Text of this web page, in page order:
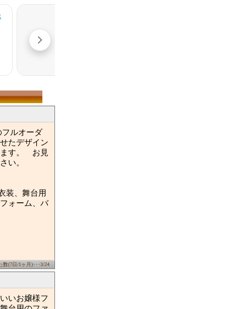
ルオーダ
たデザイン
ます。 お見
い。
装、舞台用
ォーム、バ
(7日/1ヶ月)･･･3/24
いお嬢様フ